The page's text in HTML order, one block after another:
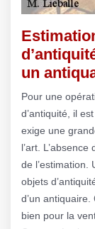
un
Pour une
d’antiquité, il
exige une
l’art.
de l’estimation.
objets
d’un
bien pour la